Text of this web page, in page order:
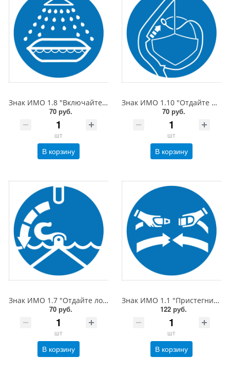
Знак ИМО 1.8 "Включайте водяное орошение", 150x150 мм, фотолюм, пленка
70 руб.
шт
В корзину
Знак ИМО 1.10 "Отдайте найтовы", 150x150 мм, фотолюм, пленка
70 руб.
шт
В корзину
Знак ИМО 1.7 "Отдайте лопари", 150x150 мм, фотолюм, пленка
70 руб.
шт
В корзину
Знак ИМО 1.1 "Пристегните привязные ремни", 200x200 мм, фотолюм, пленка
122 руб.
шт
В корзину